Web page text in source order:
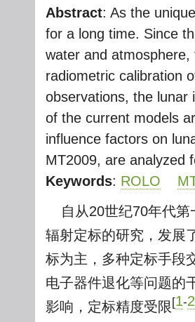
Abstract: As the
for a long time. Since
water and
radiometric calibration
observations, the lunar
of the current models
influence factors on
MT2009, are analyzed
Keywords: ROLO
自从20世纪70年代
辐射定标的研究，发展
标为主，多种定标手段
电子器件退化等问题的
影响，定标精度受限 [1-2